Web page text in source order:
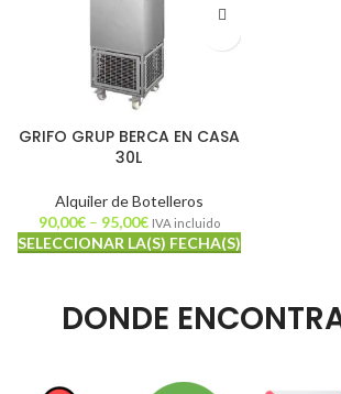
GRIFO GRUP BERCA EN CASA
30L
Alquiler de Botelleros
90,00€ – 95,00€ IVA incluido
SELECCIONAR LA(S) FECHA(S)
DONDE